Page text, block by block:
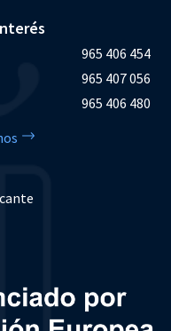
965 406 454
965 407 056
965 406 480